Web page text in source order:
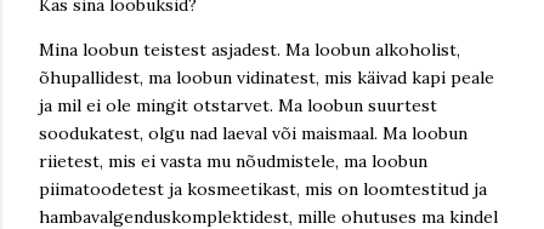
Kas sina loobuksid?
Mina loobun teistest asjadest. Ma loobun alkoholist,
õhupallidest, ma loobun vidinatest, mis käivad kapi peale
ja mil ei ole mingit otstarvet. Ma loobun suurtest
soodukatest, olgu nad laeval või maismaal. Ma loobun
riietest, mis ei vasta mu nõudmistele, ma loobun
piimatoodetest ja kosmeetikast, mis on loomtestitud ja
hambavalgenduskomplektidest, mille ohutuses ma kindel